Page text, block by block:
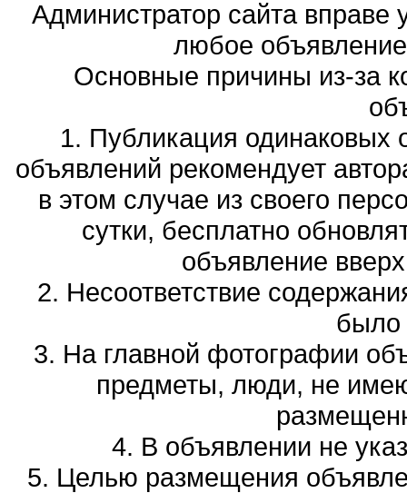
Администратор сайта вправе
любое
Основные причины из-за
1. Публикация одинаковых
объявлений рекомендует
в этом случае из своего
сутки, бесплатно
объявление
2. Несоответствие
было
3. На главной фотографии
предметы, люди, не
4. В объявлении не
5. Целью размещения